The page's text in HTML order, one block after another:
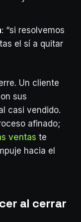
: “si resolvemos
el sí a quitar
Un cliente
sus
casi vendido.
afinado;
ventas te
hacia el
al cerrar